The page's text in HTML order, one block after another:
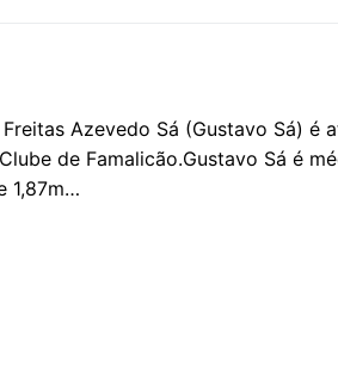
Azevedo Sá (Gustavo Sá) é
de Famalicão.Gustavo Sá é
1,87m…